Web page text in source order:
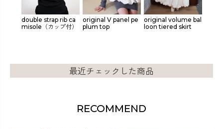
double strap rib ca
misole（カップ付）
original V panel pe
plum top
original volume bal
loon tiered skirt
最近チェックした商品
RECOMMEND